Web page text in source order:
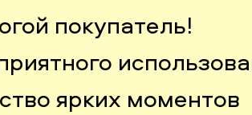
покупатель!
ярких моментов